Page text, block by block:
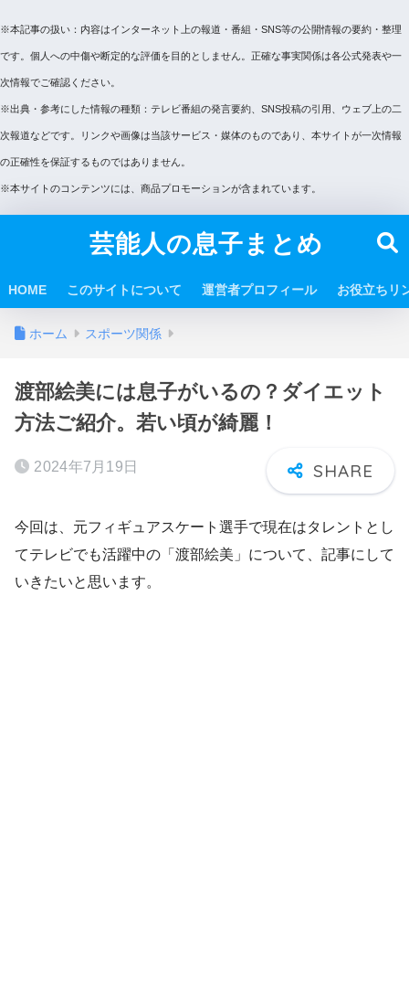
※本記事の扱い：内容はインターネット上の報道・番組・SNS等の公開情報の要約・整理
です。個人への中傷や断定的な評価を目的としません。正確な事実関係は各公式発表や一
次情報でご確認ください。
※出典・参考にした情報の種類：テレビ番組の発言要約、SNS投稿の引用、ウェブ上の二
次報道などです。リンクや画像は当該サービス・媒体のものであり、本サイトが一次情報
の正確性を保証するものではありません。
※本サイトのコンテンツには、商品プロモーションが含まれています。
芸能人の息子まとめ
HOME このサイトについて 運営者プロフィール お役立ちリ
ホーム スポーツ関係
渡部絵美には息子がいるの？ダイエット
方法ご紹介。若い頃が綺麗！
2024年7月19日
今回は、元フィギュアスケート選手で現在はタレントとし
てテレビでも活躍中の「渡部絵美」について、記事にして
いきたいと思います。